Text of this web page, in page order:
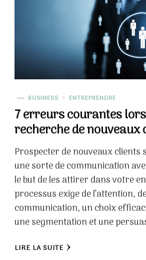
BUSINESS ENTREPRENDRE
7 erreurs courantes
recherche de nouveaux
Prospecter de nouveaux clients
une sorte de communication
le but de les attirer dans votre
processus exige de l’attention,
communication, un choix
une segmentation et une
LIRE LA SUITE